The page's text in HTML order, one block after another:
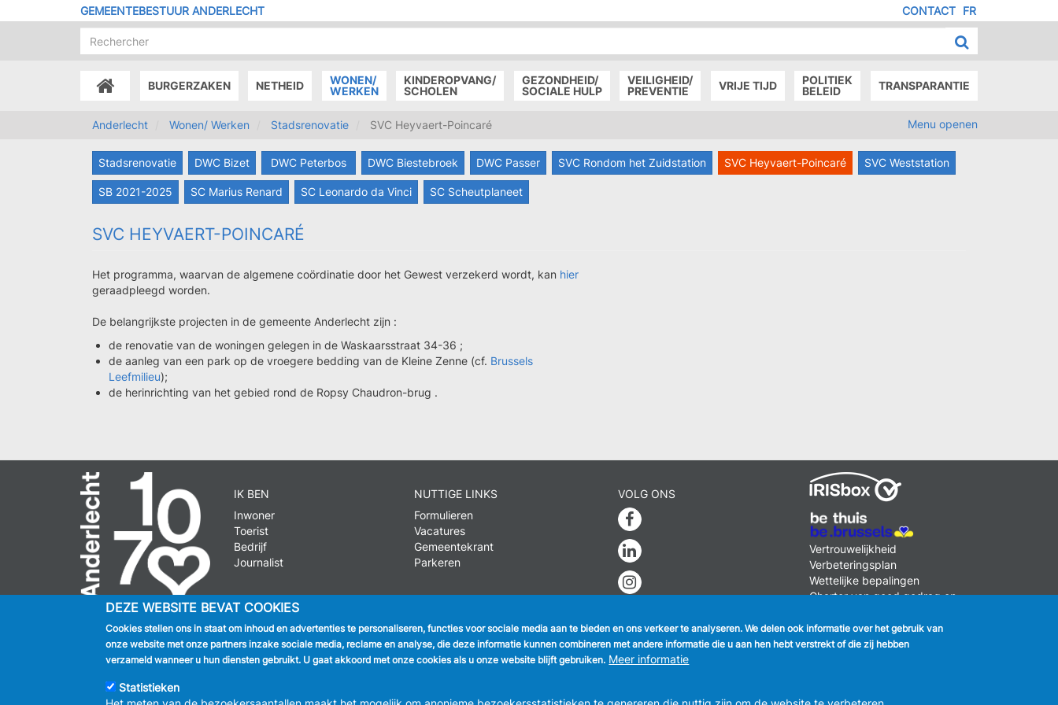
en
GEMEENTEBESTUUR ANDERLECHT FR
MENU
DE
PAGE
CONTACT
ACCUEILBURGERZAKEN NETHEID
WONEN/
WERKEN
KINDEROPVANG/
SCHOLEN
GEZONDHEID/
SOCIALE HULP
VEILIGHEID/
PREVENTIE
VRIJE TIJD
POLITIEK
BELEID
TRANSPARANTIE
Anderlecht Wonen/ Werken Stadsrenovatie SVC Heyvaert-Poincaré Menu openen
Stadsrenovatie DWC Bizet DWC Peterbos DWC Biestebroek DWC Passer SVC Rondom het Zuidstation SVC Heyvaert-Poincaré SVC Weststation
SB 2021-2025 SC Marius Renard SC Leonardo da Vinci SC Scheutplaneet
SVC HEYVAERT-POINCARÉ
Het programma, waarvan de algemene coördinatie door het Gewest verzekerd wordt, kan hier
geraadpleegd worden.
De belangrijkste projecten in de gemeente Anderlecht zijn :
de renovatie van de woningen gelegen in de Waskaarsstraat 34-36 ;
de aanleg van een park op de vroegere bedding van de Kleine Zenne (cf. Brussels
Leefmilieu);
de herinrichting van het gebied rond de Ropsy Chaudron-brug .
IK BEN
Inwoner
Toerist
Bedrijf
Journalist
NUTTIGE LINKS
Formulieren
Vacatures
Gemeentekrant
Parkeren
VOLG ONS
Facebook
Linkedin
Instagram
MENU
FOOTER
LEGAL
Vertrouwelijkheid
Verbeteringsplan
Wettelijke bepalingen
Charter van goed gedrag en
netwerken
© 2026 GEMEENTEBESTUUR ANDERLECHT Raadsplein 1 B-1070-Brussel -T:+32 2 558 08 00
DEZE WEBSITE BEVAT COOKIES
Cookies stellen ons in staat om inhoud en advertenties te personaliseren, functies voor sociale media aan te bieden en ons verkeer te analyseren. We delen ook informatie over het gebruik van
onze website met onze partners inzake sociale media, reclame en analyse, die deze informatie kunnen combineren met andere informatie die u aan hen hebt verstrekt of die zij hebben
verzameld wanneer u hun diensten gebruikt. U gaat akkoord met onze cookies als u onze website blijft gebruiken. Meer informatie
Statistieken